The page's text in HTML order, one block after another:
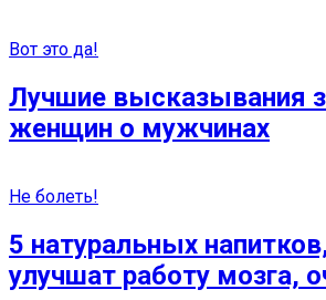
Вот это да!
Лучшие высказывания
женщин о мужчинах
Не болеть!
5 натуральных
улучшат работу мозга,